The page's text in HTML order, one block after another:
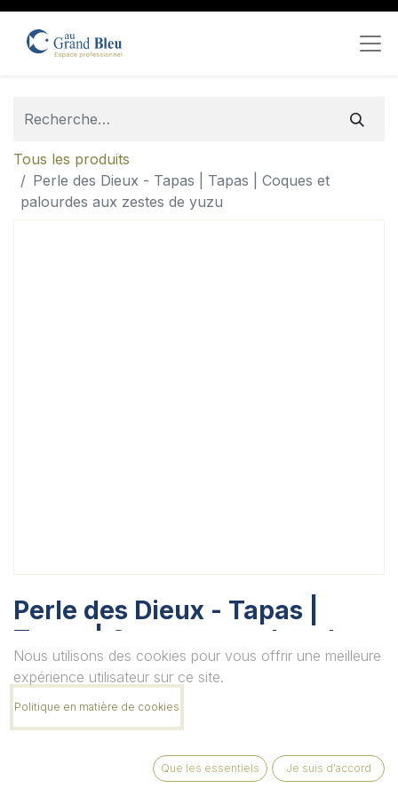
Tous les produits
Perle des Dieux - Tapas | Tapas | Coques et
palourdes aux zestes de yuzu
Perle des Dieux - Tapas |
Tapas | Coques et palourdes
aux zestes de yuzu
Unité
Nous utilisons des cookies pour vous offrir une meilleure
expérience utilisateur sur ce site.
Politique en matière de cookies
Que les essentiels Je suis d'accord